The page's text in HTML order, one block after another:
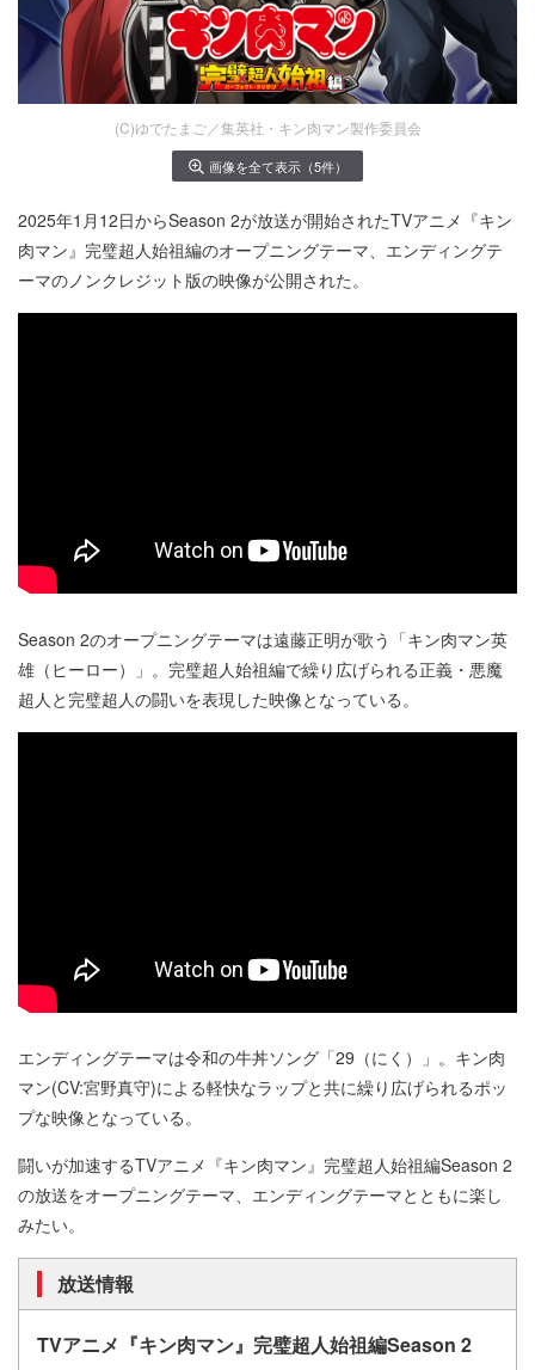
(C)ゆでたまご／集英社・キン肉マン製作委員会
画像を全て表示（5件）
2025年1月12日からSeason 2が放送が開始されたTVアニメ『キン
肉マン』完璧超人始祖編のオープニングテーマ、エンディングテ
ーマのノンクレジット版の映像が公開された。
Season 2のオープニングテーマは遠藤正明が歌う「キン肉マン英
雄（ヒーロー）」。完璧超人始祖編で繰り広げられる正義・悪魔
超人と完璧超人の闘いを表現した映像となっている。
エンディングテーマは令和の牛丼ソング「29（にく）」。キン肉
マン(CV:宮野真守)による軽快なラップと共に繰り広げられるポッ
プな映像となっている。
闘いが加速するTVアニメ『キン肉マン』完璧超人始祖編Season 2
の放送をオープニングテーマ、エンディングテーマとともに楽し
みたい。
放送情報
TVアニメ『キン肉マン』完璧超人始祖編Season 2